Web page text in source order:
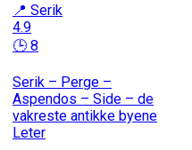
📍 Serik
4.9
🕒 8
Serik – Perge –
Aspendos – Side – de
vakreste antikke byene
Leter